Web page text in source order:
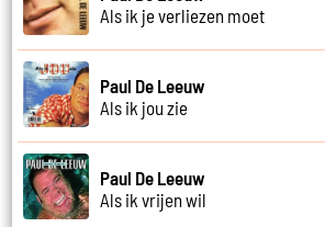
Als ik je verliezen moet
Paul De Leeuw
Als ik jou zie
Paul De Leeuw
Als ik vrijen wil